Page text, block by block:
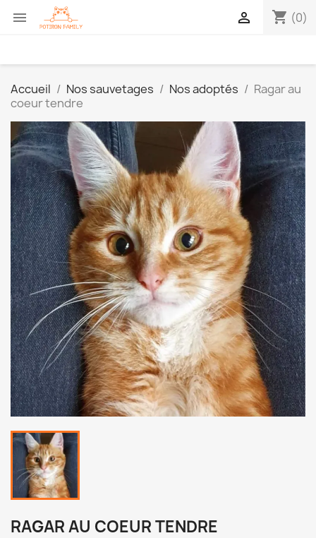
 shopping_cart (0)

Accueil Nos sauvetages Nos adoptés
Ragar au
coeur tendre
RAGAR AU COEUR TENDRE